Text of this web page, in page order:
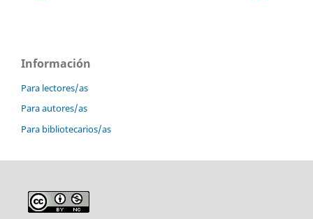
Información
Para lectores/as
Para autores/as
Para bibliotecarios/as